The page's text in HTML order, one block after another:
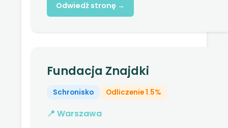
Odwiedź stronę →
Fundacja Znajdki
Schronisko Odliczenie 1.5%
📍 Warszawa